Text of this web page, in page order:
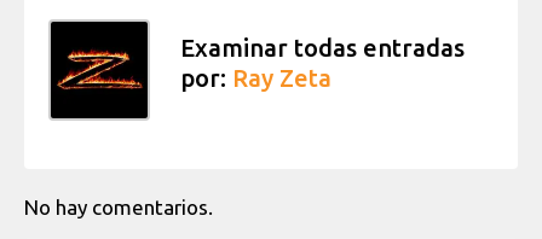
Examinar todas entradas
por: Ray Zeta
No hay comentarios.